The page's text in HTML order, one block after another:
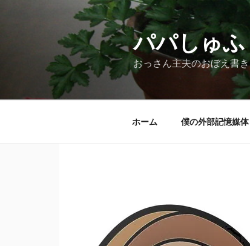
パパしゅふ
おっさん主夫のおぼえ書き
ホーム 僕の外部記憶媒体